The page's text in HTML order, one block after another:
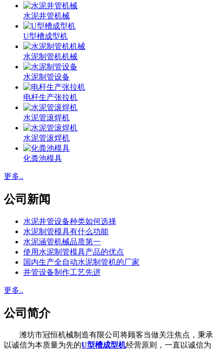
水泥井管机械
U型槽成型机
水泥制管机机械
水泥制管设备
电杆生产张拉机
水泥管滚焊机
水泥管滚焊机
化粪池模具
更多..
公司新闻
水泥井管设备种类如何选择
水泥制管模具有什么功能
水泥涵管机械品质第一
使用水泥制管模具产品的优点
国内生产全自动水泥制管机的厂家
井管设备制作工艺先进
更多..
公司简介
潍坊市冠恒机械制造有限公司将顾客当做关注焦点，秉承
以诚信为本质量为先的U型槽成型机经营原则，一直以诚信为